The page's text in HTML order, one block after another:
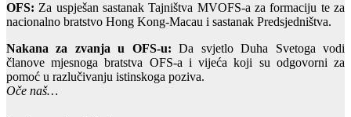
OFS: Za uspješan sastanak Tajništva MVOFS-a za formaciju te za
nacionalno bratstvo Hong Kong-Macau i sastanak Predsjedništva.
Nakana za zvanja u OFS-u: Da svjetlo Duha Svetoga vodi
članove mjesnoga bratstva OFS-a i vijeća koji su odgovorni za
pomoć u razlučivanju istinskoga poziva.
Oče naš…